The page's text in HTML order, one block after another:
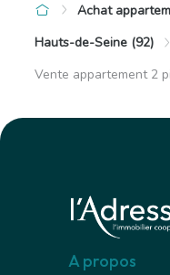
Achat
Hauts-de-Seine (92)
Vente appartement 2
A propos